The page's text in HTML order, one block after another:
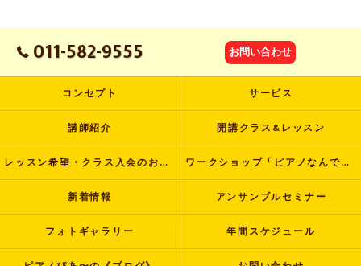
011-582-9555 お問い合わせ
コンセプト サービス
講師紹介 開講クラス&レッスン
レッスン希望・クラス入会のお申し込み ワークショップ「ピアノなんでも塾」
新着情報 アンサンブルセミナー
フォトギャラリー 年間スケジュール